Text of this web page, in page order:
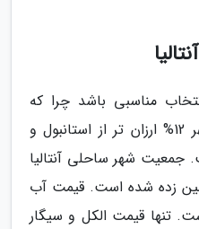
مناسبی باشد چرا که
هزینه های زندگی در این شهر 12% ارزان تر از استانبول و
جمعیت شهر ساحلی آنتالیا
نفر در سال 2010 تخمین زده شده است. قیمت آب
تنها قیمت الکل و سیگار